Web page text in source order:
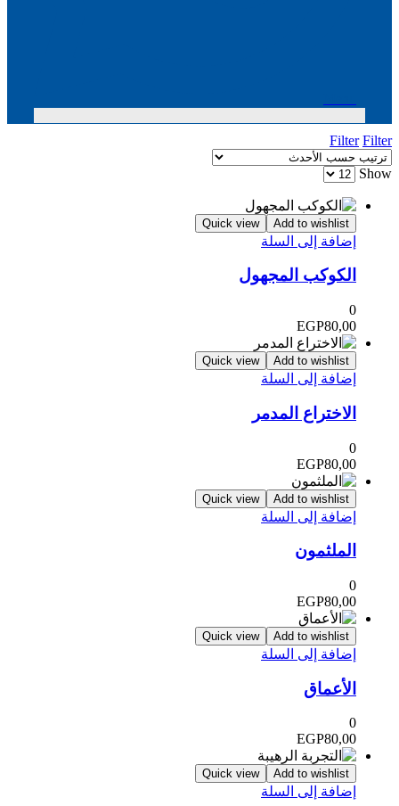
Filter Filter
Show
Add to wishlist
Quick view
إضافة إلى السلة
الكوكب المجهول
0
EGP80,00
Add to wishlist
Quick view
إضافة إلى السلة
الاختراع المدمر
0
EGP80,00
Add to wishlist
Quick view
إضافة إلى السلة
الملثمون
0
EGP80,00
Add to wishlist
Quick view
إضافة إلى السلة
الأعماق
0
EGP80,00
Add to wishlist
Quick view
إضافة إلى السلة